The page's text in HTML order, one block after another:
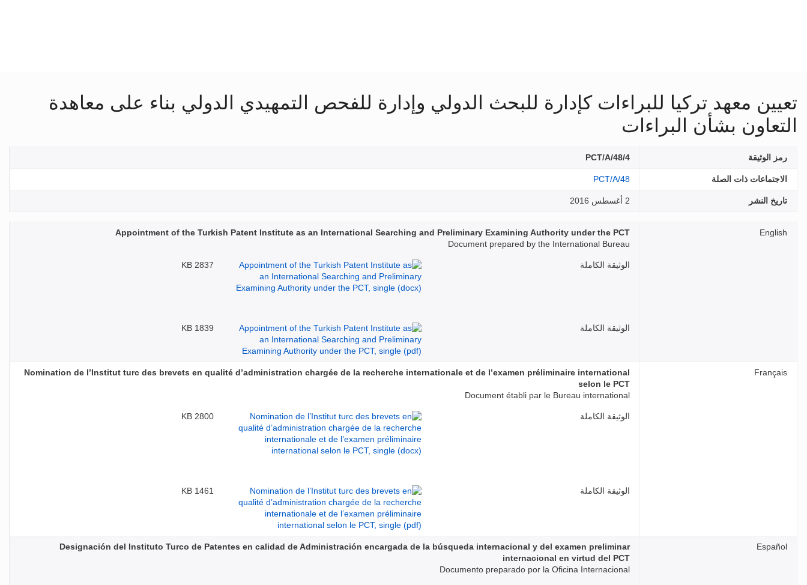
تعيين معهد تركيا للبراءات كإدارة للبحث الدولي وإدارة للفحص التمهيدي الدولي بناء على معاهدة
التعاون بشأن البراءات
رمز الوثيقة PCT/A/48/4
الاجتماعات ذات الصلة PCT/A/48
تاريخ النشر 2 أغسطس 2016
English
Appointment of the Turkish Patent Institute as an International Searching and Preliminary Examining Authority under the PCT
Document prepared by the International Bureau
الوثيقة الكاملة 2837 KB
الوثيقة الكاملة 1839 KB
Français
Nomination de l’Institut turc des brevets en qualité d’administration chargée de la recherche internationale et de l’examen préliminaire international
selon le PCT
Document établi par le Bureau international
الوثيقة الكاملة 2800 KB
الوثيقة الكاملة 1461 KB
Español
Designación del Instituto Turco de Patentes en calidad de Administración encargada de la búsqueda internacional y del examen preliminar
internacional en virtud del PCT
Documento preparado por la Oficina Internacional